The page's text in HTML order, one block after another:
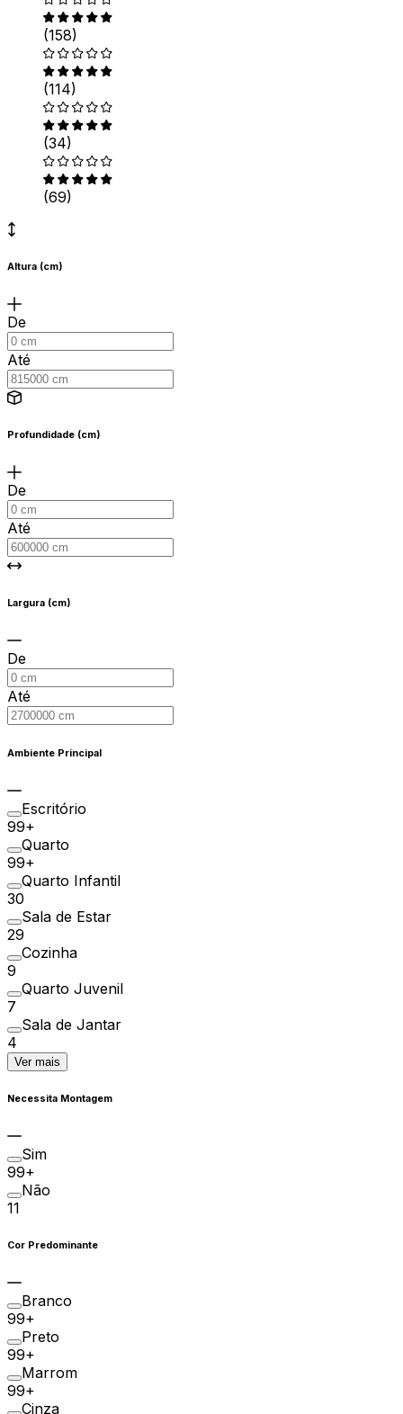
(158)
(114)
(34)
(69)
Altura (cm)
De
Até
Profundidade (cm)
De
Até
Largura (cm)
De
Até
Ambiente Principal
Escritório
99+
Quarto
99+
Quarto Infantil
30
Sala de Estar
29
Cozinha
9
Quarto Juvenil
7
Sala de Jantar
4
Ver mais
Necessita Montagem
Sim
99+
Não
11
Cor Predominante
Branco
99+
Preto
99+
Marrom
99+
Cinza